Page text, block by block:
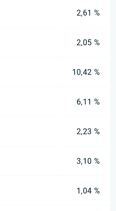
2,61 %
2,05 %
10,42 %
6,11 %
2,23 %
3,10 %
1,04 %